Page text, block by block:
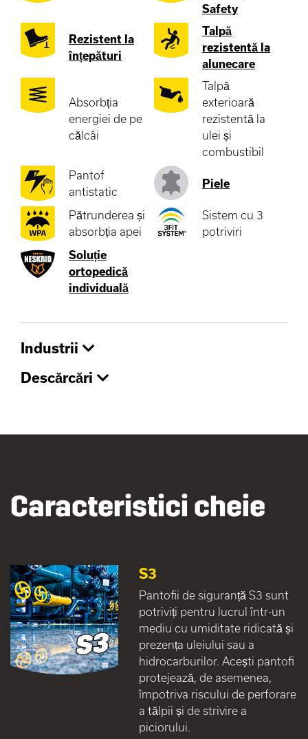
Safety
Rezistent la
înțepături
Talpă
rezistentă la
alunecare
Absorbția
energiei de pe
călcâi
Talpă
exterioară
rezistentă la
ulei și
combustibil
Pantof
antistatic
Piele
Pătrunderea și
absorbția apei
Sistem cu 3
potriviri
Soluție
ortopedică
individuală
Industrii
Descărcări
Caracteristici cheie
S3
Pantofii de siguranță S3 sunt
potriviți pentru lucrul într-un
mediu cu umiditate ridicată și
prezența uleiului sau a
hidrocarburilor. Acești pantofi
protejează, de asemenea,
împotriva riscului de perforare
a tălpii și de strivire a
piciorului.